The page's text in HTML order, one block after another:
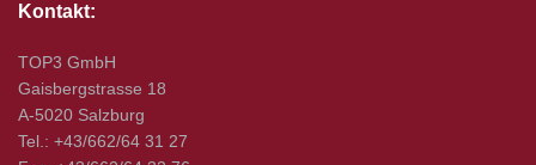
Kontakt:
TOP3 GmbH
Gaisbergstrasse 18
A-5020 Salzburg
Tel.: +43/662/64 31 27